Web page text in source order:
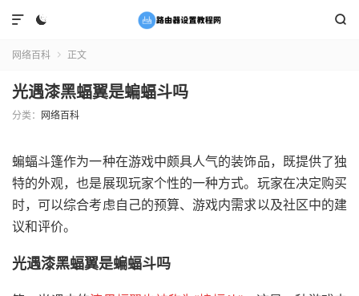
 

网络百科  正文
光遇漆黑蝠翼是蝙蝠斗吗
分类： 网络百科
蝙蝠斗篷作为一种在游戏中颇具人气的装饰品，既提供了独
特的外观，也是展现玩家个性的一种方式。玩家在决定购买
时，可以综合考虑自己的预算、游戏内需求以及社区中的建
议和评价。
光遇漆黑蝠翼是蝙蝠斗吗